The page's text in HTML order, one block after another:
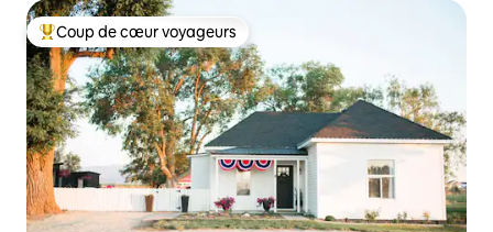
Coup de cœur voyageurs parmi les plus aimés
Coup de cœur voyageurs